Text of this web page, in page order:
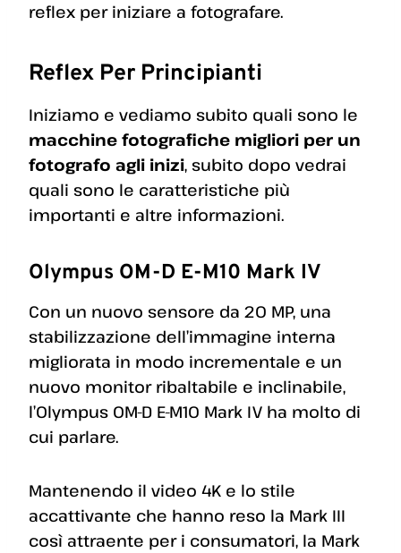
reflex per iniziare a fotografare.
Reflex Per Principianti
Iniziamo e vediamo subito quali sono le
macchine fotografiche migliori per un
fotografo agli inizi, subito dopo vedrai
quali sono le caratteristiche più
importanti e altre informazioni.
Olympus OM-D E-M10 Mark IV
Con un nuovo sensore da 20 MP, una
stabilizzazione dell’immagine interna
migliorata in modo incrementale e un
nuovo monitor ribaltabile e inclinabile,
l’Olympus OM-D E-M10 Mark IV ha molto di
cui parlare.
Mantenendo il video 4K e lo stile
accattivante che hanno reso la Mark III
così attraente per i consumatori, la Mark